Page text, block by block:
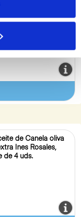
de Tejero,
de Canela oliva
Ines Rosales,
de 4 uds.